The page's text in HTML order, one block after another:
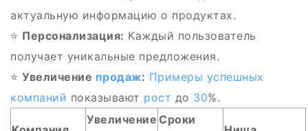
актуальную информацию о продуктах.
⭐ Персонализация: Каждый пользователь
получает уникальные предложения.
⭐ Увеличение продаж: Примеры успешных
компаний показывают рост до 30%.
Увеличение Сроки